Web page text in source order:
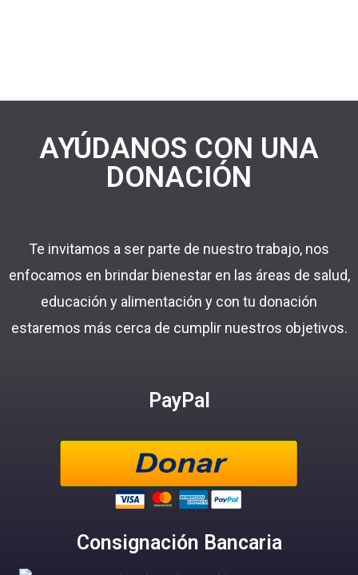
AYÚDANOS CON UNA
DONACIÓN
Te invitamos a ser parte de nuestro trabajo, nos
enfocamos en brindar bienestar en las áreas de salud,
educación y alimentación y con tu donación
estaremos más cerca de cumplir nuestros objetivos.
PayPal
Consignación Bancaria